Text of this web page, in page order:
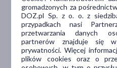
Darmowa dostawa
Bezpłatna Infolinia
Pacjentów.
gromadzonych za
DOZ.pl Sp. z o. o. z
przypadkach nasi
przetwarzania danych
partnerów znajduje się
prywatności. Więcej
plików cookies oraz o